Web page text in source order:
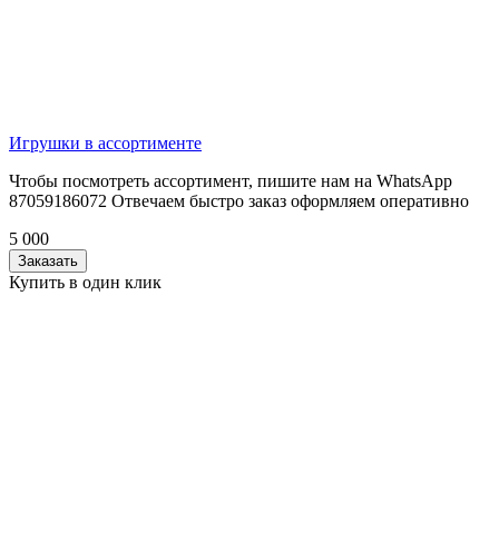
Игрушки в ассортименте
Чтобы посмотреть ассортимент, пишите нам на WhatsApp
87059186072 Отвечаем быстро заказ оформляем оперативно
5 000
Заказать
Купить в один клик